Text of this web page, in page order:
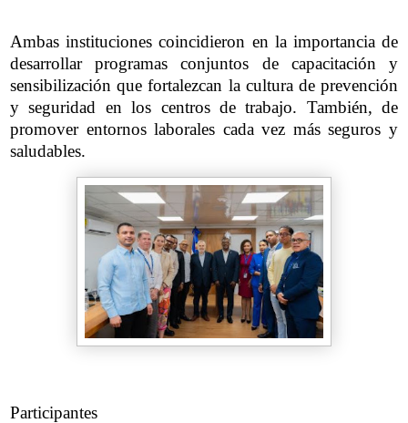
Ambas instituciones coincidieron en la importancia de
desarrollar programas conjuntos de capacitación y
sensibilización que fortalezcan la cultura de prevención
y seguridad en los centros de trabajo. También, de
promover entornos laborales cada vez más seguros y
saludables.
Participantes